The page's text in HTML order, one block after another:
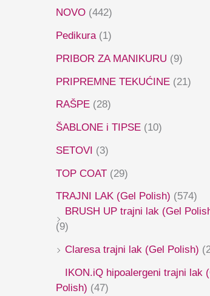
NOVO (442)
Pedikura (1)
PRIBOR ZA MANIKURU (9)
PRIPREMNE TEKUĆINE (21)
RAŠPE (28)
ŠABLONE i TIPSE (10)
SETOVI (3)
TOP COAT (29)
TRAJNI LAK (Gel Polish) (574)
BRUSH UP trajni lak (Gel
(9)
Claresa trajni lak (Gel Polish)
IKON.iQ hipoalergeni trajni lak
Polish) (47)